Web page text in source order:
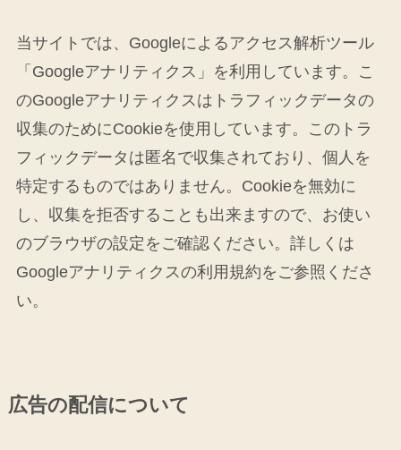
当サイトでは、Googleによるアクセス解析ツール
「Googleアナリティクス」を利用しています。こ
のGoogleアナリティクスはトラフィックデータの
収集のためにCookieを使用しています。このトラ
フィックデータは匿名で収集されており、個人を
特定するものではありません。Cookieを無効に
し、収集を拒否することも出来ますので、お使い
のブラウザの設定をご確認ください。詳しくは
Googleアナリティクスの利用規約をご参照くださ
い。
広告の配信について